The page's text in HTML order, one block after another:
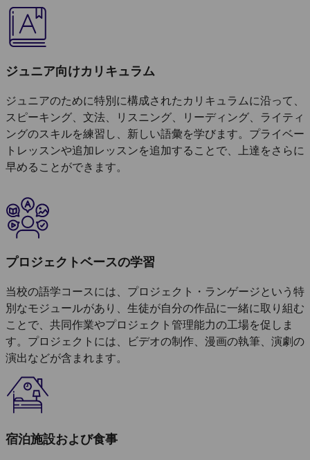
ジュニア向けカリキュラム
ジュニアのために特別に構成されたカリキュラムに沿って、
スピーキング、文法、リスニング、リーディング、ライティ
ングのスキルを練習し、新しい語彙を学びます。プライベー
トレッスンや追加レッスンを追加することで、上達をさらに
早めることができます。
プロジェクトベースの学習
当校の語学コースには、プロジェクト・ランゲージという特
別なモジュールがあり、生徒が自分の作品に一緒に取り組む
ことで、共同作業やプロジェクト管理能力の工場を促しま
す。プロジェクトには、ビデオの制作、漫画の執筆、演劇の
演出などが含まれます。
宿泊施設および食事